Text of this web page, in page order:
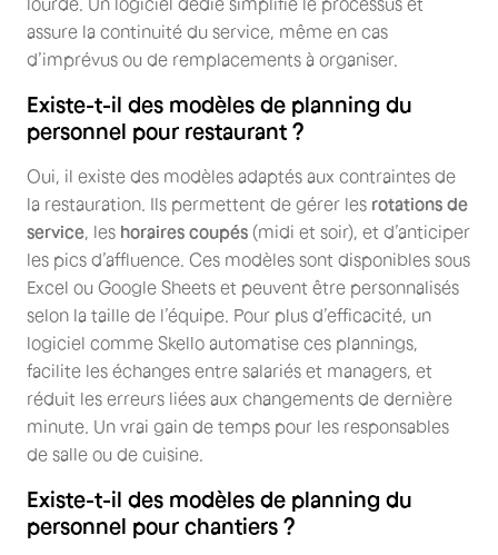
assure la continuité du service, même en cas
d’imprévus ou de remplacements à organiser.
Existe-t-il des modèles de planning du
personnel pour restaurant ?
Oui, il existe des modèles adaptés aux contraintes de
la restauration. Ils permettent de gérer les rotations de
service , les horaires coupés (midi et soir), et d’anticiper
les pics d’affluence. Ces modèles sont disponibles sous
Excel ou Google Sheets et peuvent être personnalisés
selon la taille de l’équipe. Pour plus d’efficacité, un
logiciel comme Skello automatise ces plannings,
facilite les échanges entre salariés et managers, et
réduit les erreurs liées aux changements de dernière
minute. Un vrai gain de temps pour les responsables
de salle ou de cuisine.
Existe-t-il des modèles de planning du
personnel pour chantiers ?